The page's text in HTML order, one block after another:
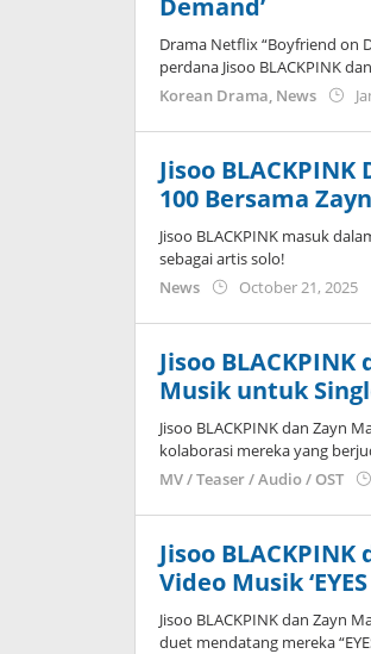
Demand’
Drama Netflix “Boyfriend on
perdana Jisoo BLACKPINK
Korean Drama, News
Jisoo
100 Bersama Zayn
Jisoo BLACKPINK masuk
sebagai artis solo!
News
October 21, 2025by
Jisoo
Musik untuk Single
Jisoo BLACKPINK dan Zayn
kolaborasi mereka yang
MV / Teaser / Audio / OST
Jisoo
Video Musik ‘EYES
Jisoo BLACKPINK dan Zayn
duet mendatang mereka